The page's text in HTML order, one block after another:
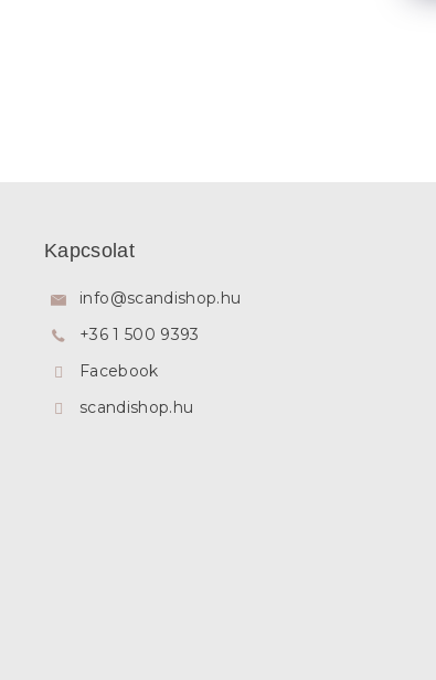
Kapcsolat
info@scandishop.hu
+36 1 500 9393
Facebook
scandishop.hu